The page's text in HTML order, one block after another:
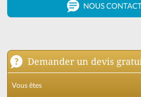
NOUS
Demander un devis
Vous êtes